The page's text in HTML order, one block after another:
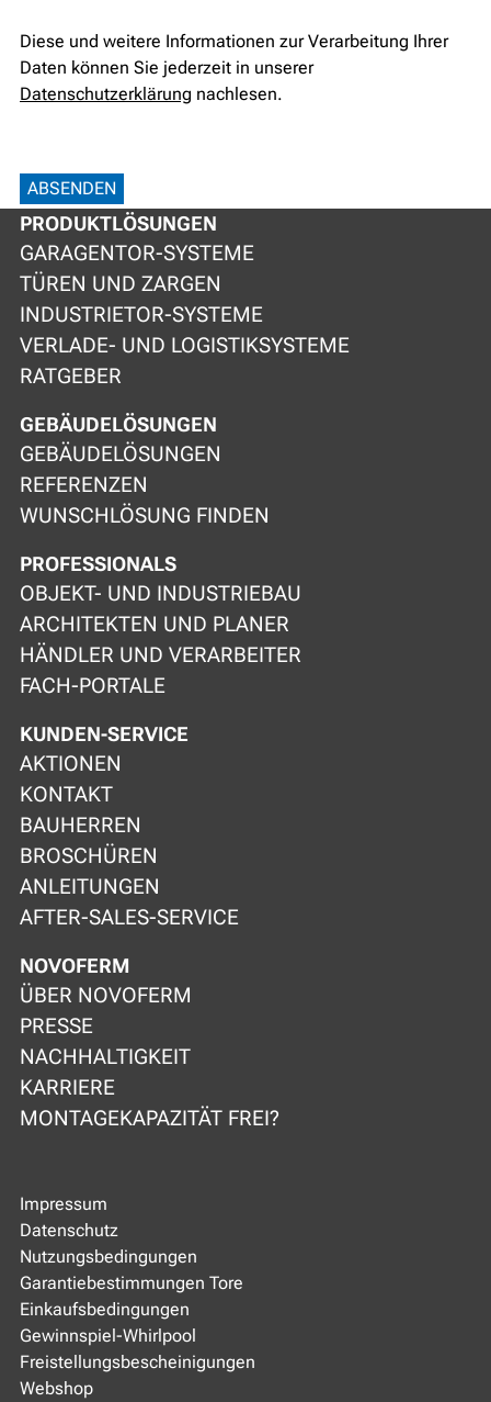
Diese und weitere Informationen zur Verarbeitung Ihrer
Daten können Sie jederzeit in unserer
Datenschutzerklärung nachlesen.
ABSENDEN
PRODUKTLÖSUNGEN
GARAGENTOR-SYSTEME
TÜREN UND ZARGEN
INDUSTRIETOR-SYSTEME
VERLADE- UND LOGISTIKSYSTEME
RATGEBER
GEBÄUDELÖSUNGEN
GEBÄUDELÖSUNGEN
REFERENZEN
WUNSCHLÖSUNG FINDEN
PROFESSIONALS
OBJEKT- UND INDUSTRIEBAU
ARCHITEKTEN UND PLANER
HÄNDLER UND VERARBEITER
FACH-PORTALE
KUNDEN-SERVICE
AKTIONEN
KONTAKT
BAUHERREN
BROSCHÜREN
ANLEITUNGEN
AFTER-SALES-SERVICE
NOVOFERM
ÜBER NOVOFERM
PRESSE
NACHHALTIGKEIT
KARRIERE
MONTAGEKAPAZITÄT FREI?
Impressum
Datenschutz
Nutzungsbedingungen
Garantiebestimmungen Tore
Einkaufsbedingungen
Gewinnspiel-Whirlpool
Freistellungsbescheinigungen
Webshop